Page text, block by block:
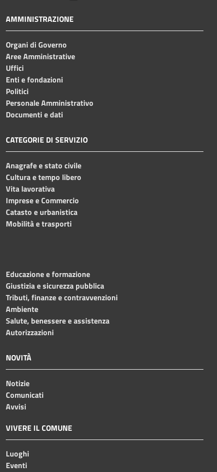
AMMINISTRAZIONE
Organi di Governo
Aree Amministrative
Uffici
Enti e fondazioni
Politici
Personale Amministrativo
Documenti e dati
CATEGORIE DI SERVIZIO
Anagrafe e stato civile
Cultura e tempo libero
Vita lavorativa
Imprese e Commercio
Catasto e urbanistica
Mobilità e trasporti
Educazione e formazione
Giustizia e sicurezza pubblica
Tributi, finanze e contravvenzioni
Ambiente
Salute, benessere e assistenza
Autorizzazioni
NOVITÀ
Notizie
Comunicati
Avvisi
VIVERE IL COMUNE
Luoghi
Eventi